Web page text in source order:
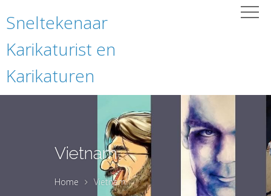
Sneltekenaar
Karikaturist en
Karikaturen
Vietnam
Home Vietnam